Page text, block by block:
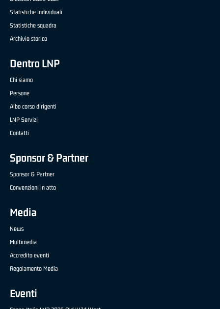
Statistiche individuali
Statistiche squadra
Archivio storico
Dentro LNP
Chi siamo
Persone
Albo corso dirigenti
LNP Servizi
Contatti
Sponsor & Partner
Sponsor & Partner
Convenzioni in atto
Media
News
Multimedia
Accredito eventi
Regolamento Media
Eventi